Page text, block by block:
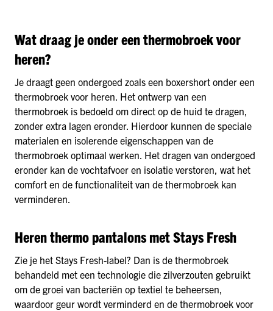
Wat draag je onder een thermobroek voor
heren?
Je draagt geen ondergoed zoals een boxershort onder een
thermobroek voor heren. Het ontwerp van een
thermobroek is bedoeld om direct op de huid te dragen,
zonder extra lagen eronder. Hierdoor kunnen de speciale
materialen en isolerende eigenschappen van de
thermobroek optimaal werken. Het dragen van ondergoed
eronder kan de vochtafvoer en isolatie verstoren, wat het
comfort en de functionaliteit van de thermobroek kan
verminderen.
Heren thermo pantalons met Stays Fresh
Zie je het Stays Fresh-label? Dan is de thermobroek
behandeld met een technologie die zilverzouten gebruikt
om de groei van bacteriën op textiel te beheersen,
waardoor geur wordt verminderd en de thermobroek voor